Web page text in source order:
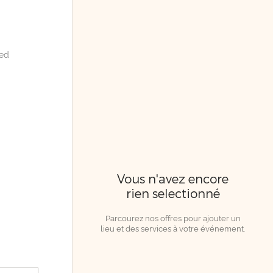
Vous n'avez encore
rien selectionné
Parcourez nos offres pour ajouter un
lieu et des services à votre événement.